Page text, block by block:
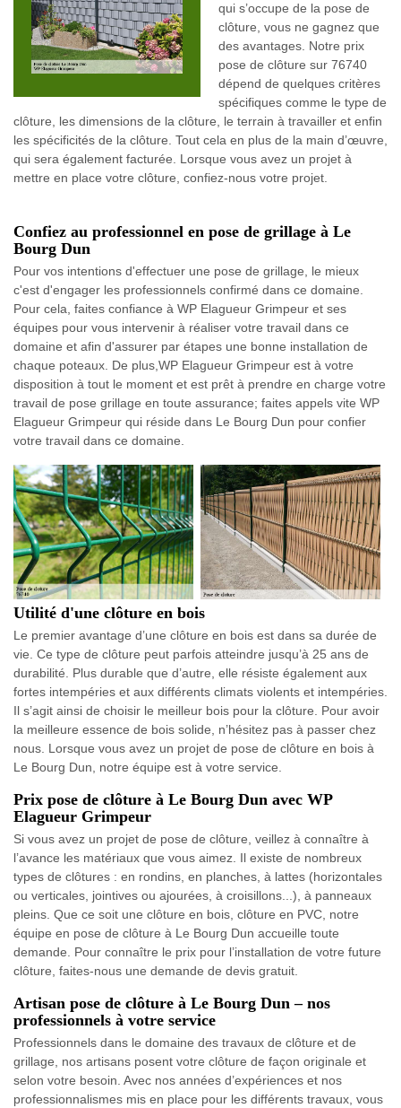
qui s’occupe de la pose de
clôture, vous ne gagnez que
des avantages. Notre prix
pose de clôture sur 76740
dépend de quelques critères
spécifiques comme le type de
clôture, les dimensions de la clôture, le terrain à travailler et enfin
les spécificités de la clôture. Tout cela en plus de la main d’œuvre,
qui sera également facturée. Lorsque vous avez un projet à
mettre en place votre clôture, confiez-nous votre projet.
Confiez au professionnel en pose de grillage à Le
Bourg Dun
Pour vos intentions d'effectuer une pose de grillage, le mieux
c'est d'engager les professionnels confirmé dans ce domaine.
Pour cela, faites confiance à WP Elagueur Grimpeur et ses
équipes pour vous intervenir à réaliser votre travail dans ce
domaine et afin d'assurer par étapes une bonne installation de
chaque poteaux. De plus,WP Elagueur Grimpeur est à votre
disposition à tout le moment et est prêt à prendre en charge votre
travail de pose grillage en toute assurance; faites appels vite WP
Elagueur Grimpeur qui réside dans Le Bourg Dun pour confier
votre travail dans ce domaine.
Utilité d'une clôture en bois
Le premier avantage d’une clôture en bois est dans sa durée de
vie. Ce type de clôture peut parfois atteindre jusqu’à 25 ans de
durabilité. Plus durable que d’autre, elle résiste également aux
fortes intempéries et aux différents climats violents et intempéries.
Il s’agit ainsi de choisir le meilleur bois pour la clôture. Pour avoir
la meilleure essence de bois solide, n’hésitez pas à passer chez
nous. Lorsque vous avez un projet de pose de clôture en bois à
Le Bourg Dun, notre équipe est à votre service.
Prix pose de clôture à Le Bourg Dun avec WP
Elagueur Grimpeur
Si vous avez un projet de pose de clôture, veillez à connaître à
l’avance les matériaux que vous aimez. Il existe de nombreux
types de clôtures : en rondins, en planches, à lattes (horizontales
ou verticales, jointives ou ajourées, à croisillons...), à panneaux
pleins. Que ce soit une clôture en bois, clôture en PVC, notre
équipe en pose de clôture à Le Bourg Dun accueille toute
demande. Pour connaître le prix pour l’installation de votre future
clôture, faites-nous une demande de devis gratuit.
Artisan pose de clôture à Le Bourg Dun – nos
professionnels à votre service
Professionnels dans le domaine des travaux de clôture et de
grillage, nos artisans posent votre clôture de façon originale et
selon votre besoin. Avec nos années d’expériences et nos
professionnalismes mis en place pour les différents travaux, vous